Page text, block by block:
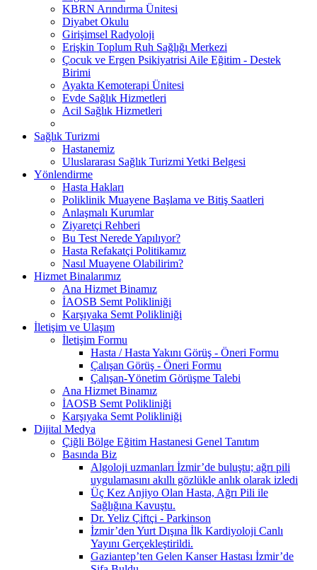
KBRN Arındırma Ünitesi
Diyabet Okulu
Girişimsel Radyoloji
Erişkin Toplum Ruh Sağlığı Merkezi
Çocuk ve Ergen Psikiyatrisi Aile Eğitim - Destek
Birimi
Ayakta Kemoterapi Ünitesi
Evde Sağlık Hizmetleri
Acil Sağlık Hizmetleri
Sağlık Turizmi
Hastanemiz
Uluslararası Sağlık Turizmi Yetki Belgesi
Yönlendirme
Hasta Hakları
Poliklinik Muayene Başlama ve Bitiş Saatleri
Anlaşmalı Kurumlar
Ziyaretçi Rehberi
Bu Test Nerede Yapılıyor?
Hasta Refakatçi Politikamız
Nasıl Muayene Olabilirim?
Hizmet Binalarımız
Ana Hizmet Binamız
İAOSB Semt Polikliniği
Karşıyaka Semt Polikliniği
İletişim ve Ulaşım
İletişim Formu
Hasta / Hasta Yakını Görüş - Öneri Formu
Çalışan Görüş - Öneri Formu
Çalışan-Yönetim Görüşme Talebi
Ana Hizmet Binamız
İAOSB Semt Polikliniği
Karşıyaka Semt Polikliniği
Dijital Medya
Çiğli Bölge Eğitim Hastanesi Genel Tanıtım
Basında Biz
Algoloji uzmanları İzmir’de buluştu; ağrı pili
uygulamasını akıllı gözlükle anlık olarak izledi
Üç Kez Anjiyo Olan Hasta, Ağrı Pili ile
Sağlığına Kavuştu.
Dr. Yeliz Çiftçi - Parkinson
İzmir’den Yurt Dışına İlk Kardiyoloji Canlı
Yayını Gerçekleştirildi.
Gaziantep’ten Gelen Kanser Hastası İzmir’de